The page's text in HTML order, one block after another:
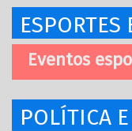
ESPORTES
Eventos
POLÍTICA